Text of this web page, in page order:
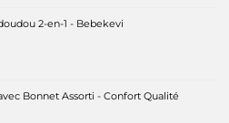
2-en-1 - Bebekevi
Bonnet Assorti - Confort Qualité